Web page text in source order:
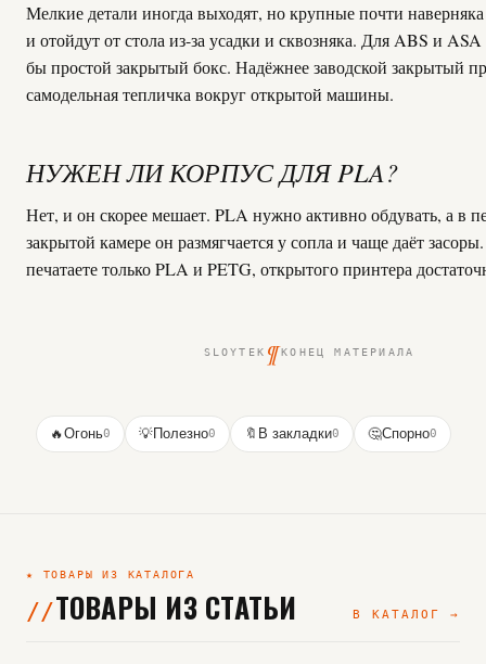
Мелкие детали иногда выходят, но крупные почти
и отойдут от стола из-за усадки и сквозняка. Для ABS и
бы простой закрытый бокс. Надёжнее заводской закрытый
самодельная тепличка вокруг открытой машины.
НУЖЕН ЛИ КОРПУС ДЛЯ PLA?
Нет, и он скорее мешает. PLA нужно активно обдувать, а в
закрытой камере он размягчается у сопла и чаще даёт
печатаете только PLA и PETG, открытого принтера
SLOYTEK ¶КОНЕЦ МАТЕРИАЛА
🔥Огонь0 💡Полезно0 🔖 В закладки0 🤔Спорно0
★ ТОВАРЫ ИЗ КАТАЛОГА
ТОВАРЫ ИЗ СТАТЬИ В КАТАЛОГ →